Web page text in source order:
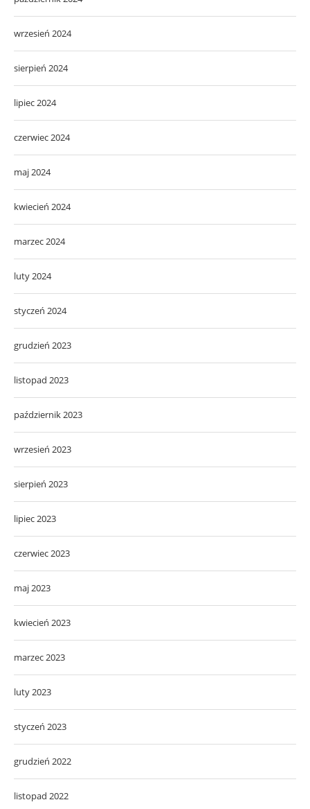
wrzesień 2024
sierpień 2024
lipiec 2024
czerwiec 2024
maj 2024
kwiecień 2024
marzec 2024
luty 2024
styczeń 2024
grudzień 2023
listopad 2023
październik 2023
wrzesień 2023
sierpień 2023
lipiec 2023
czerwiec 2023
maj 2023
kwiecień 2023
marzec 2023
luty 2023
styczeń 2023
grudzień 2022
listopad 2022